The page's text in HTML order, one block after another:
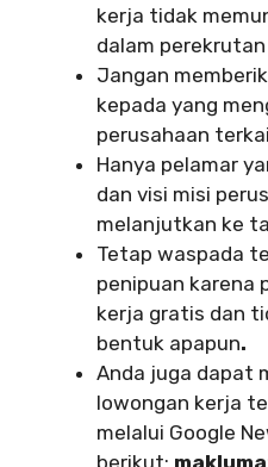
kerja tidak
dalam
Jangan
kepada yang
perusahaan
Hanya pelamar
dan visi misi
melanjutkan ke
Tetap waspada
penipuan karena
kerja gratis dan
bentuk apapun.
Anda juga dapat
lowongan kerja
melalui Google